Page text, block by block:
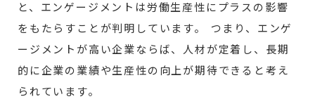
と、エンゲージメントは労働生産性にプラスの影響
をもたらすことが判明しています。 つまり、エンゲ
ージメントが高い企業ならば、人材が定着し、長期
的に企業の業績や生産性の向上が期待できると考え
られています。